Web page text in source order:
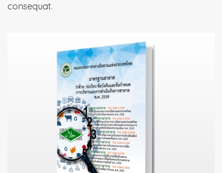
consequat.